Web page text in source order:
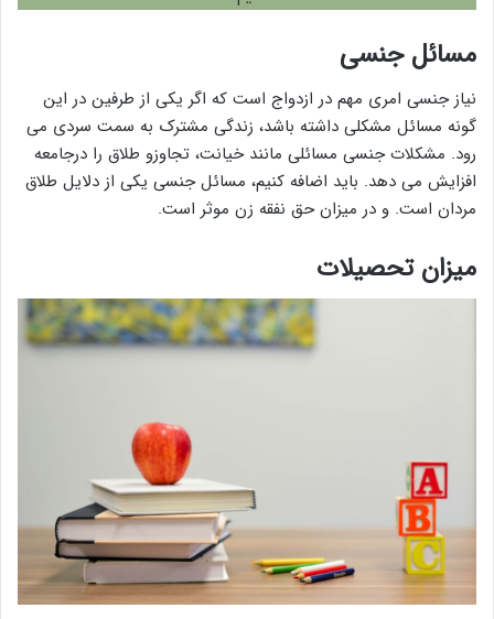
مسائل جنسی
نیاز جنسی امری مهم در ازدواج است که اگر یکی از طرفین در این
گونه مسائل مشکلی داشته باشد، زندگی مشترک به سمت سردی می
رود. مشکلات جنسی مسائلی مانند خیانت، تجاوزو طلاق را درجامعه
افزایش می دهد. باید اضافه کنیم، مسائل جنسی یکی از دلایل طلاق
مردان است. و در میزان حق نفقه زن موثر است.
میزان تحصیلات